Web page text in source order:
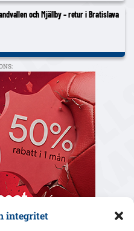
integritet
och Mjällby – retur i Bratislava